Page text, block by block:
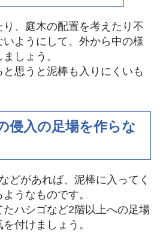
、庭木の配置を考えたり不
ようにして、外から中の様
しょう。
思うと泥棒も入りにくいも
侵入の足場を作らな
どがあれば、泥棒に入ってく
うなものです。
ハシゴなど2階以上への足場
付けましょう。